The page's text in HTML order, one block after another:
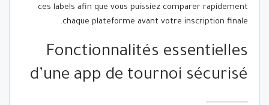
ces labels afin que vous puissiez comparer rapidement
chaque plateforme avant votre inscription finale.
Fonctionnalités essentielles
d’une app de tournoi sécurisé